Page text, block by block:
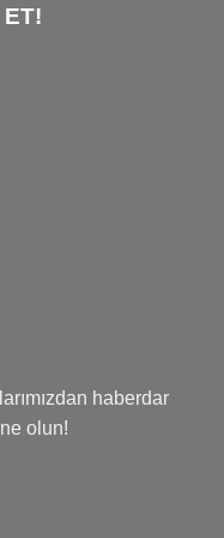
haberdar
olun!